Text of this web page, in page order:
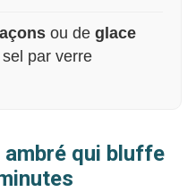
ou de glace
par verre
qui bluffe